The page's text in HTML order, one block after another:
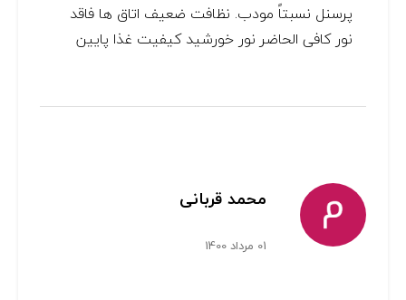
پرسنل نسبتاً مودب. نظافت ضعیف اتاق ها فاقد
نور کافی الحاضر نور خورشید کیفیت غذا پایین
محمد قربانی
01 مرداد 1400